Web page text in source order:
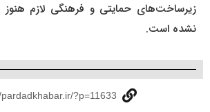
زیرساخت‌های حمایتی و فرهنگی لازم هنوز
نشده است.
pardadkhabar.ir/?p=11633